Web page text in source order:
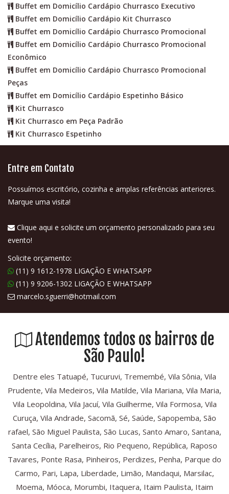
Buffet em Domicílio Cardápio Churrasco Executivo
Buffet em Domicílio Cardápio Kit Churrasco
Buffet em Domicílio Cardápio Churrasco Promocional
Buffet em Domicílio Cardápio Churrasco Promocional
Econômico
Buffet em Domicílio Cardápio Churrasco Promocional
Peças
Buffet em Domicílio Cardápio Espetinho Básico
Kit Churrasco
Kit Churrasco em Peça Padrão
Kit Churrasco Espetinho
Entre em Contato
Possuímos escritório, cozinha e amplas referências anteriores.
Marque uma visita!
Clique aqui e solicite um orçamento personalizado para seu
evento!
Solicite orçamento:
(11) 9 1612-1978 LIGAÇÃO E WHATSAPP
(11) 9 9206-1302 LIGAÇÃO E WHATSAPP
marcelo.sguerri@hotmail.com
Atendemos todos os bairros de
São Paulo!
Dentre eles Tatuapé, Tucuruvi, Tremembé, Vila Sônia, Vila
Prudente, Vila Medeiros, Vila Matilde, Vila Mariana, Vila Maria,
Vila Leopoldina, Vila Jacuí, Vila Guilherme, Vila Formosa, Vila
Curuça, Vila Andrade, Sacomã, Sé, Saúde, Sapopemba, São
rafael, São Miguel Paulista, São Lucas, Santo Amaro, Santana,
Santa Cecília, Parelheiros, Rio Pequeno, República, Raposo
Tavares, Ponte Rasa, Pinheiros, Perdizes, Penha, Parque do
Carmo, Pari, Lapa, Liberdade, Limão, Mandaqui, Marsilac,
Moema, Móoca, Morumbi, Itaquera, Itaim Paulista, Itaim